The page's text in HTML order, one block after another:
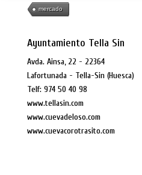
mercado
Ayuntamiento Tella Sin
Avda. Ainsa, 22 - 22364
Lafortunada - Tella-Sin (Huesca)
Telf: 974 50 40 98
www.tellasin.com
www.cuevadeloso.com
www.cuevacorotrasito.com